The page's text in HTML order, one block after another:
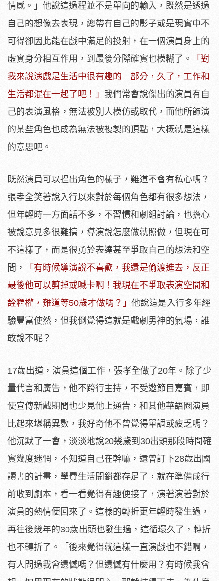
情感。」他說這過程並不是單向的輸入，既然是透過
自己的想像去表現，總帶有自己的影子或是現實中不
可得卻因此能在戲中滿足的投射，在一個演員身上的
虛實身分相互作用，到最後分際確實也模糊了。
「對
我來說演戲是生活中很有趣的一部分，久了，工作和
生活都混在一起了吧！」 我們常會說傑出的演員有自
己的表演風格，無法被別人模仿或取代，而他所飾演
的某些角色也成為無法被複製的頂點，大概就是這樣
的意思吧。
既然演員可以捏出角色的樣子，難道不會有私心嗎？
張孝全笑著說入行以來對於每個角色都有很多想法，
但年輕時一方面話不多，不習慣和劇組討論，也擔心
被說意見多很難搞，導演說怎麼做就照做，但現在可
不這樣了，而是很勇於表達甚至爭取自己的想法和空
間，
「有時候導演說不喜歡，我還是偷渡進去，反正
最後他可以剪掉或喊卡啊！我現在不爭取表演空間和
詮釋權，難道等50歲才做嗎？」 他說這是入行多年經
驗豐富使然，但我倒覺得這就是戲劇男神的氣場，誰
敢說不呢？
17歲出道，演員這個工作，張孝全做了20年。除了少
量代言和廣告，他不跨行主持，不受邀節目嘉賓，即
使宣傳新戲期間也少見他上通告，和其他華語圈演員
比起來堪稱異數，我好奇他不曾覺得單調或疲乏嗎？
他沉默了一會，淡淡地說20幾歲到30出頭那段時間確
實幾度迷惘，不知道自己在幹嘛，還曾訂下28歲出國
讀書的計畫，學費生活開銷都存足了，就在準備成行
前收到劇本，看一看覺得有趣便接了，演著演著對於
演員的熱情便回來了。這樣的轉折更年輕時發生過，
再往後幾年的30歲出頭也發生過，這循環久了，轉折
也不轉折了。「後來覺得就這樣一直演戲也不錯啊，
有人問過我會遺憾嗎？但遺憾有什麼用？有時候我會